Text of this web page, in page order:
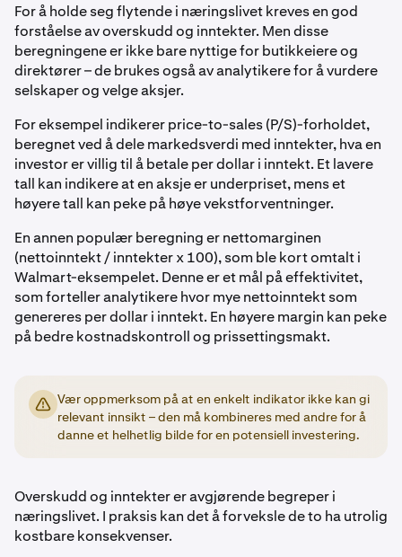
For å holde seg flytende i næringslivet kreves en god
forståelse av overskudd og inntekter. Men disse
beregningene er ikke bare nyttige for butikkeiere og
direktører – de brukes også av analytikere for å vurdere
selskaper og velge aksjer.
For eksempel indikerer price-to-sales (P/S)-forholdet,
beregnet ved å dele markedsverdi med inntekter, hva en
investor er villig til å betale per dollar i inntekt. Et lavere
tall kan indikere at en aksje er underpriset, mens et
høyere tall kan peke på høye vekstforventninger.
En annen populær beregning er nettomarginen
(nettoinntekt / inntekter x 100), som ble kort omtalt i
Walmart-eksempelet. Denne er et mål på effektivitet,
som forteller analytikere hvor mye nettoinntekt som
genereres per dollar i inntekt. En høyere margin kan peke
på bedre kostnadskontroll og prissettingsmakt.
Vær oppmerksom på at en enkelt indikator ikke kan gi
relevant innsikt – den må kombineres med andre for å
danne et helhetlig bilde for en potensiell investering.
Overskudd og inntekter er avgjørende begreper i
næringslivet. I praksis kan det å forveksle de to ha utrolig
kostbare konsekvenser.